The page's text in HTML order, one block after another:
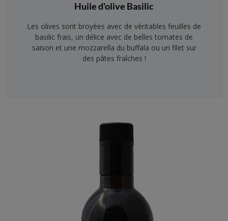
Huile d'olive Basilic
Les olives sont broyées avec de véritables feuilles de
basilic frais, un délice avec de belles tomates de
saison et une mozzarella du buffala ou un filet sur
des pâtes fraîches !